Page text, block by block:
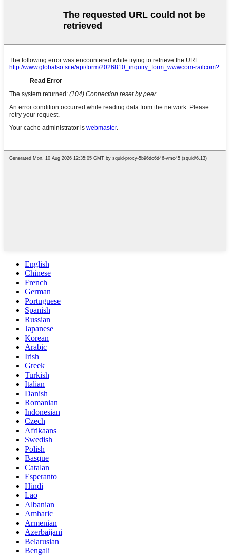
English
Chinese
French
German
Portuguese
Spanish
Russian
Japanese
Korean
Arabic
Irish
Greek
Turkish
Italian
Danish
Romanian
Indonesian
Czech
Afrikaans
Swedish
Polish
Basque
Catalan
Esperanto
Hindi
Lao
Albanian
Amharic
Armenian
Azerbaijani
Belarusian
Bengali